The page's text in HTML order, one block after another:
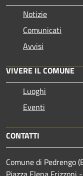
Notizie
Comunicati
Avvisi
VIVERE IL COMUNE
Luoghi
Eventi
CONTATTI
Comune di Pedrengo